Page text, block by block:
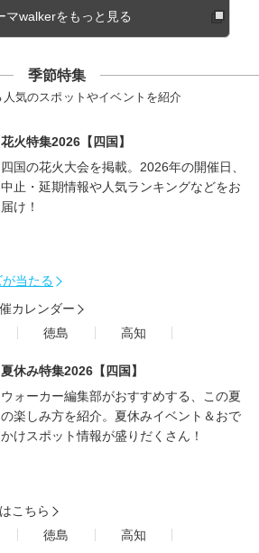
マwalkerをもっと見る
季節特集
気のスポットやイベントを紹介
花火特集2026【四国】
四国の花火大会を掲載。2026年の開催日、
中止・延期情報や人気ランキングなどをお
届け！
当たる
カレンダー
徳島 高知
夏休み特集2026【四国】
ウォーカー編集部がおすすめする、この夏
の楽しみ方を紹介。夏休みイベント＆おで
かけスポット情報が盛りだくさん！
こちら
徳島 高知